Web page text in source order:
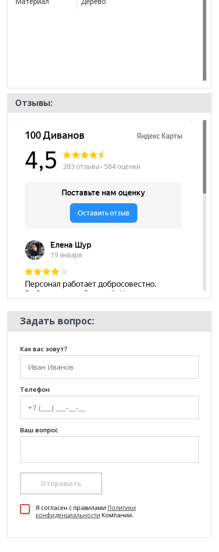
Отзывы:
Задать вопрос:
Как вас зовут?
Телефон
Ваш вопрос
Отправить
Я согласен c правилами Политики
конфиденциальности Компании.